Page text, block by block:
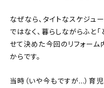
なぜなら、タイトなスケジュ
ではなく、暮らしながらふと
せて決めた今回のリフォー
からです。
当時（いや今もですが…）育